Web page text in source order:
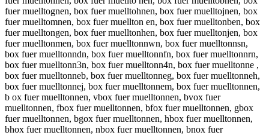
fuer muelltognen, box fuer muelltohnen, box fuer muelltojnen, box
fuer muelltomnen, box fuer muellton en, box fuer muelltonben, box
fuer muelltongen, box fuer muelltonhen, box fuer muelltonjen, box
fuer muelltonmen, box fuer muelltonnwn, box fuer muelltonnsn,
box fuer muelltonndn, box fuer muelltonnfn, box fuer muelltonnrn,
box fuer muelltonn3n, box fuer muelltonn4n, box fuer muelltonne ,
box fuer muelltonneb, box fuer muelltonneg, box fuer muelltonneh,
box fuer muelltonnej, box fuer muelltonnem, box fuer muelltonnen,
b ox fuer muelltonnen, vbox fuer muelltonnen, bvox fuer
muelltonnen, fbox fuer muelltonnen, bfox fuer muelltonnen, gbox
fuer muelltonnen, bgox fuer muelltonnen, hbox fuer muelltonnen,
bhox fuer muelltonnen, nbox fuer muelltonnen, bnox fuer